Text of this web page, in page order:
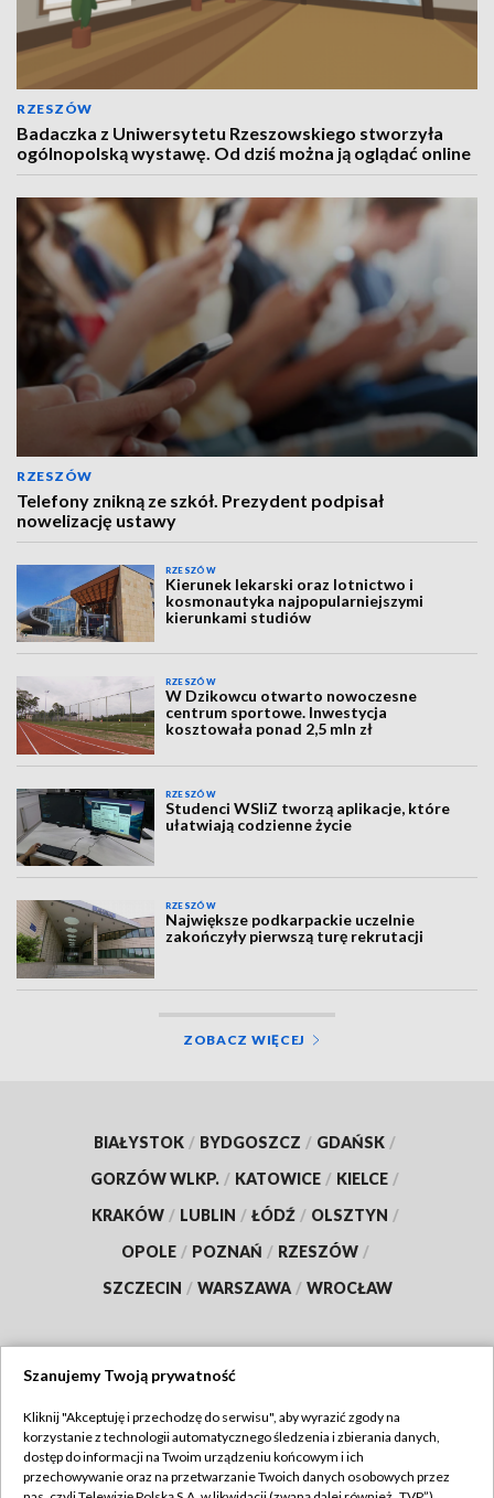
RZESZÓW
Badaczka z Uniwersytetu Rzeszowskiego stworzyła
ogólnopolską wystawę. Od dziś można ją oglądać online
RZESZÓW
Telefony znikną ze szkół. Prezydent podpisał
nowelizację ustawy
RZESZÓW
Kierunek lekarski oraz lotnictwo i
kosmonautyka najpopularniejszymi
kierunkami studiów
RZESZÓW
W Dzikowcu otwarto nowoczesne
centrum sportowe. Inwestycja
kosztowała ponad 2,5 mln zł
RZESZÓW
Studenci WSIiZ tworzą aplikacje, które
ułatwiają codzienne życie
RZESZÓW
Największe podkarpackie uczelnie
zakończyły pierwszą turę rekrutacji
ZOBACZ WIĘCEJ
BIAŁYSTOK / BYDGOSZCZ / GDAŃSK /
GORZÓW WLKP. / KATOWICE / KIELCE /
KRAKÓW / LUBLIN / ŁÓDŹ / OLSZTYN /
OPOLE / POZNAŃ / RZESZÓW /
SZCZECIN / WARSZAWA / WROCŁAW
TVP
Abonament TVP
Regulamin TVP
Szanujemy Twoją prywatność
Kliknij "Akceptuję i przechodzę do serwisu", aby wyrazić zgody na
korzystanie z technologii automatycznego śledzenia i zbierania danych,
dostęp do informacji na Twoim urządzeniu końcowym i ich
przechowywanie oraz na przetwarzanie Twoich danych osobowych przez